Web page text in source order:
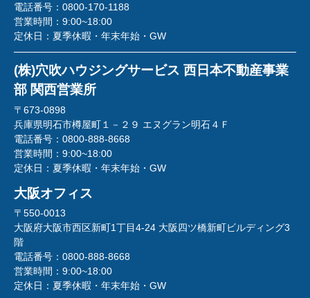
電話番号： 0800-170-1188
営業時間： 9:00~18:00
定休日： 夏季休暇・年末年始・GW
(株)穴吹ハウジングサービス 西日本不動産事業
部 関西営業所
〒673-0898
兵庫県明石市樽屋町１－２９ エヌグラン明石４Ｆ
電話番号： 0800-888-8668
営業時間： 9:00~18:00
定休日： 夏季休暇・年末年始・GW
大阪オフィス
〒550-0013
大阪府大阪市西区新町1丁目4-24 大阪四ツ橋新町ビルディング3
階
電話番号： 0800-888-8668
営業時間： 9:00~18:00
定休日： 夏季休暇・年末年始・GW